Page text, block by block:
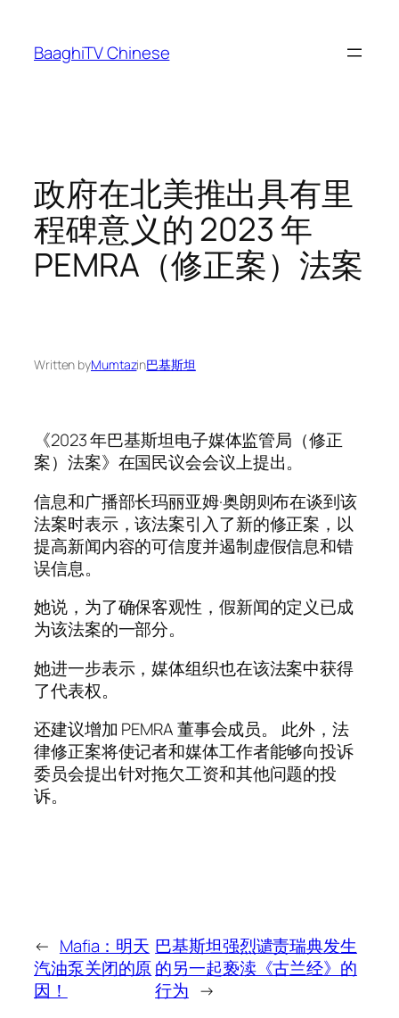
content
BaaghiTV Chinese
政府在北美推出具有里
程碑意义的 2023 年
PEMRA（修正案）法案
Written byMumtazin巴基斯坦
《2023 年巴基斯坦电子媒体监管局（修正
案）法案》在国民议会会议上提出。
信息和广播部长玛丽亚姆·奥朗则布在谈到该
法案时表示，该法案引入了新的修正案，以
提高新闻内容的可信度并遏制虚假信息和错
误信息。
她说，为了确保客观性，假新闻的定义已成
为该法案的一部分。
她进一步表示，媒体组织也在该法案中获得
了代表权。
还建议增加 PEMRA 董事会成员。 此外，法
律修正案将使记者和媒体工作者能够向投诉
委员会提出针对拖欠工资和其他问题的投
诉。
← Mafia：明天
汽油泵关闭的原
因！
巴基斯坦强烈谴责瑞典发生
的另一起亵渎《古兰经》的
行为 →